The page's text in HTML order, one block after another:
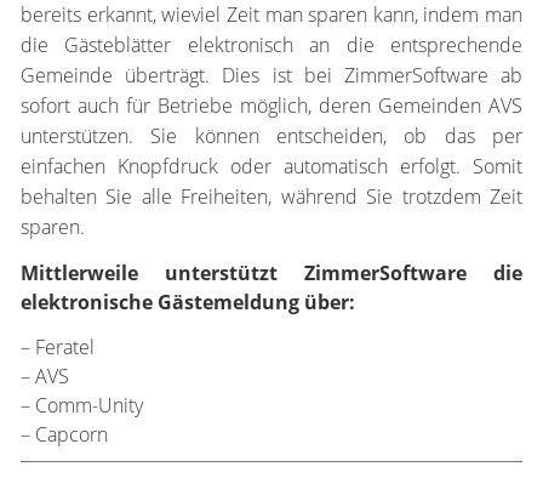
bereits erkannt, wieviel Zeit man sparen kann, indem man
die Gästeblätter elektronisch an die entsprechende
Gemeinde überträgt. Dies ist bei ZimmerSoftware ab
sofort auch für Betriebe möglich, deren Gemeinden AVS
unterstützen. Sie können entscheiden, ob das per
einfachen Knopfdruck oder automatisch erfolgt. Somit
behalten Sie alle Freiheiten, während Sie trotzdem Zeit
sparen.
Mittlerweile unterstützt ZimmerSoftware die
elektronische Gästemeldung über:
– Feratel
– AVS
– Comm-Unity
– Capcorn